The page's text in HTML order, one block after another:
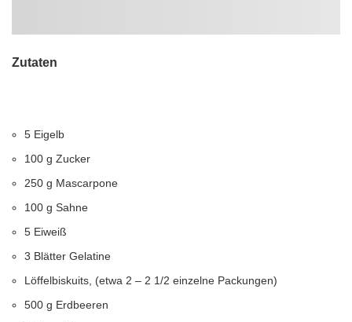
Zutaten
5 Eigelb
100 g Zucker
250 g Mascarpone
100 g Sahne
5 Eiweiß
3 Blätter Gelatine
Löffelbiskuits, (etwa 2 – 2 1/2 einzelne Packungen)
500 g Erdbeeren